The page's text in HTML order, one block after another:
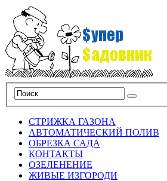
СТРИЖКА ГАЗОНА
АВТОМАТИЧЕСКИЙ ПОЛИВ
ОБРЕЗКА САДА
КОНТАКТЫ
ОЗЕЛЕНЕНИЕ
ЖИВЫЕ ИЗГОРОДИ